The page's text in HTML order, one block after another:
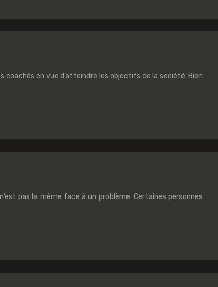
coachés en vue d’atteindre les objectifs de la société. Bien
pas la même face à un problème. Certaines personnes